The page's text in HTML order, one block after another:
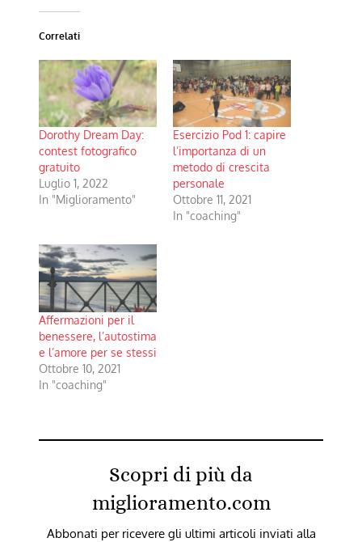
Correlati
Dorothy Dream Day:
contest fotografico
gratuito
Luglio 1, 2022
In "Miglioramento"
Esercizio Pod 1: capire
l’importanza di un
metodo di crescita
personale
Ottobre 11, 2021
In "coaching"
Affermazioni per il
benessere, l’autostima
e l’amore per se stessi
Ottobre 10, 2021
In "coaching"
Scopri di più da
miglioramento.com
Abbonati per ricevere gli ultimi articoli inviati alla